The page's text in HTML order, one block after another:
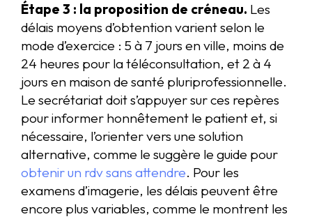
Étape 3 : la proposition de créneau. Les
délais moyens d’obtention varient selon le
mode d’exercice : 5 à 7 jours en ville, moins de
24 heures pour la téléconsultation, et 2 à 4
jours en maison de santé pluriprofessionnelle.
Le secrétariat doit s’appuyer sur ces repères
pour informer honnêtement le patient et, si
nécessaire, l’orienter vers une solution
alternative, comme le suggère le guide pour
obtenir un rdv sans attendre. Pour les
examens d’imagerie, les délais peuvent être
encore plus variables, comme le montrent les